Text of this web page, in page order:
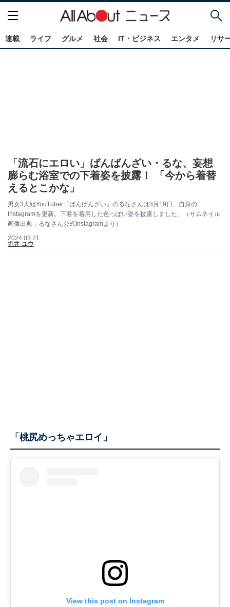
連載 ライフ グルメ 社会 IT・ビジネス エンタメ リサ
「流石にエロい」ばんばんざい・るな、妄想
膨らむ浴室での下着姿を披露！ 「今から着替
えるとこかな」
男女3人組YouTuber「ばんばんざい」のるなさんは3月19日、自身の
Instagramを更新。下着を着用した色っぽい姿を披露しました。（サムネイル
画像出典：るなさん公式Instagramより）
2024.03.21
堀井 ユウ
「桃尻めっちゃエロイ」
View this post on Instagram